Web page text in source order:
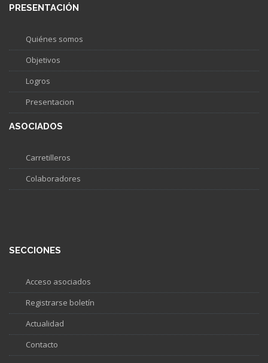
PRESENTACIÓN
Quiénes somos
Objetivos
Logros
Presentacion
ASOCIADOS
Carretilleros
Colaboradores
SECCIONES
Acceso asociados
Registrarse boletín
Actualidad
Contacto